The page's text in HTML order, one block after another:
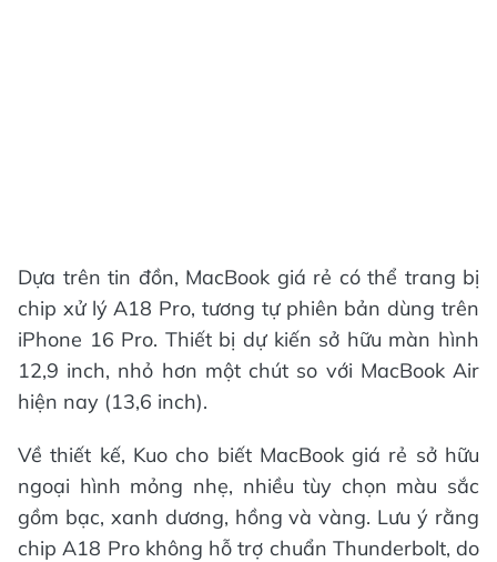
Dựa trên tin đồn, MacBook giá rẻ có thể trang bị
chip xử lý A18 Pro, tương tự phiên bản dùng trên
iPhone 16 Pro. Thiết bị dự kiến sở hữu màn hình
12,9 inch, nhỏ hơn một chút so với MacBook Air
hiện nay (13,6 inch).
Về thiết kế, Kuo cho biết MacBook giá rẻ sở hữu
ngoại hình mỏng nhẹ, nhiều tùy chọn màu sắc
gồm bạc, xanh dương, hồng và vàng. Lưu ý rằng
chip A18 Pro không hỗ trợ chuẩn Thunderbolt, do